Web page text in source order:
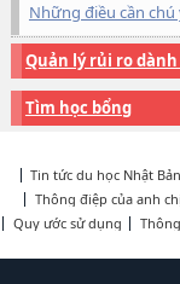
Những điều cần
Quản lý rủi ro
Tìm học bổng
Tin tức du học Nhật Bản
Thông điệp của anh
Quy ước sử dụng